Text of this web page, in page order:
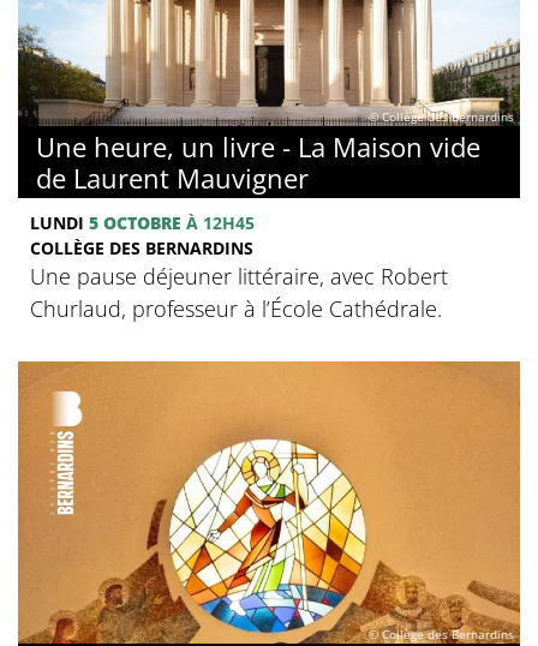
© Collège des Bernardins
Une heure, un livre - La Maison vide
de Laurent Mauvigner
LUNDI 5 OCTOBRE À 12H45
COLLÈGE DES BERNARDINS
Une pause déjeuner littéraire, avec Robert
Churlaud, professeur à l’École Cathédrale.
© Collège des Bernardins